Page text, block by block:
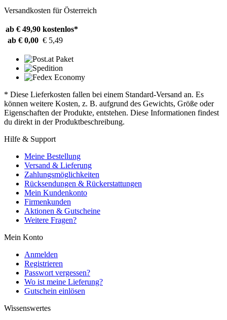
Versandkosten für Österreich
ab € 49,90 kostenlos*
ab € 0,00 € 5,49
* Diese Lieferkosten fallen bei einem Standard-Versand an. Es
können weitere Kosten, z. B. aufgrund des Gewichts, Größe oder
Eigenschaften der Produkte, entstehen. Diese Informationen findest
du direkt in der Produktbeschreibung.
Hilfe & Support
Meine Bestellung
Versand & Lieferung
Zahlungsmöglichkeiten
Rücksendungen & Rückerstattungen
Mein Kundenkonto
Firmenkunden
Aktionen & Gutscheine
Weitere Fragen?
Mein Konto
Anmelden
Registrieren
Passwort vergessen?
Wo ist meine Lieferung?
Gutschein einlösen
Wissenswertes